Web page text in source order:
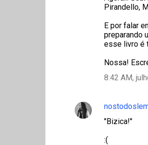
Pirandello,
E por falar
preparando
esse livro é
Nossa!
8:42 AM,
"Bizica!"
:(